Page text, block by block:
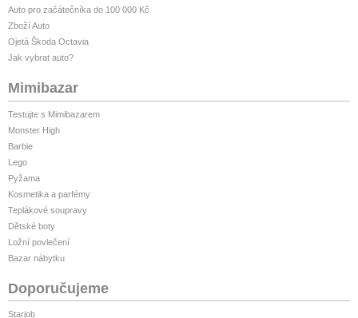
Auto pro začátečníka do 100 000 Kč
Zboží Auto
Ojetá Škoda Octavia
Jak vybrat auto?
Mimibazar
Testujte s Mimibazarem
Monster High
Barbie
Lego
Pyžama
Kosmetika a parfémy
Teplákové soupravy
Dětské boty
Ložní povlečení
Bazar nábytku
Doporučujeme
Starjob